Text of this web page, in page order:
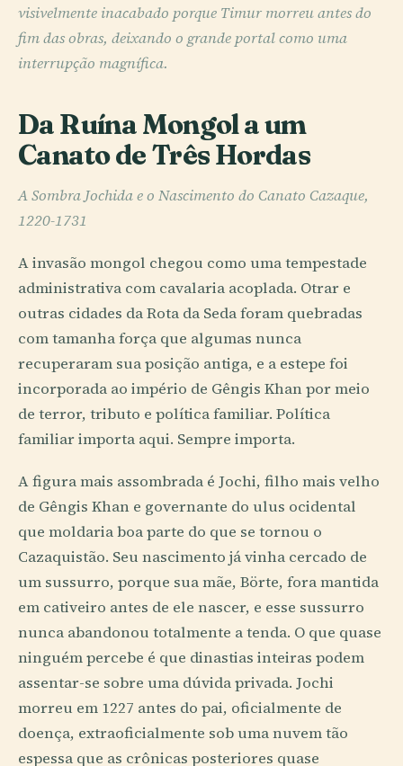
visivelmente inacabado porque Timur morreu antes do
fim das obras, deixando o grande portal como uma
interrupção magnífica.
Da Ruína Mongol a um
Canato de Três Hordas
A Sombra Jochida e o Nascimento do Canato Cazaque,
1220-1731
A invasão mongol chegou como uma tempestade
administrativa com cavalaria acoplada. Otrar e
outras cidades da Rota da Seda foram quebradas
com tamanha força que algumas nunca
recuperaram sua posição antiga, e a estepe foi
incorporada ao império de Gêngis Khan por meio
de terror, tributo e política familiar. Política
familiar importa aqui. Sempre importa.
A figura mais assombrada é Jochi, filho mais velho
de Gêngis Khan e governante do ulus ocidental
que moldaria boa parte do que se tornou o
Cazaquistão. Seu nascimento já vinha cercado de
um sussurro, porque sua mãe, Börte, fora mantida
em cativeiro antes de ele nascer, e esse sussurro
nunca abandonou totalmente a tenda. O que quase
ninguém percebe é que dinastias inteiras podem
assentar-se sobre uma dúvida privada. Jochi
morreu em 1227 antes do pai, oficialmente de
doença, extraoficialmente sob uma nuvem tão
espessa que as crônicas posteriores quase